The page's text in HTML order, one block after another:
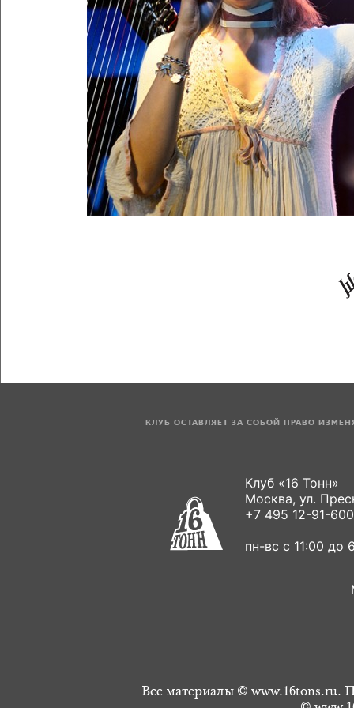
КЛУБ ОСТАВЛЯЕТ ЗА СОБОЙ ПРАВО
Клуб «16 Тонн»
Москва, ул.
+7 495 12-91-
пн-вс с 11:00 до
Все материалы © www.16tons.ru.